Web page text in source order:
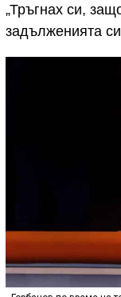
„Тръгнах си,
задълженията